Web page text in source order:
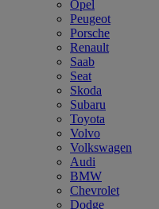
Opel
Peugeot
Porsche
Renault
Saab
Seat
Skoda
Subaru
Toyota
Volvo
Volkswagen
Audi
BMW
Chevrolet
Dodge